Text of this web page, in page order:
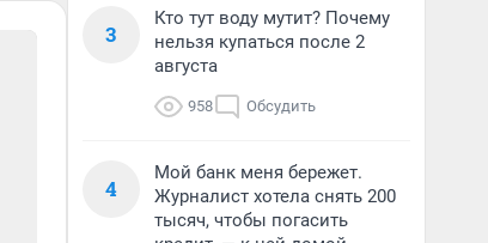
3
Кто тут воду мутит? Почему
нельзя купаться после 2
августа
958 Обсудить
4
Мой банк меня бережет.
Журналист хотела снять 200
тысяч, чтобы погасить